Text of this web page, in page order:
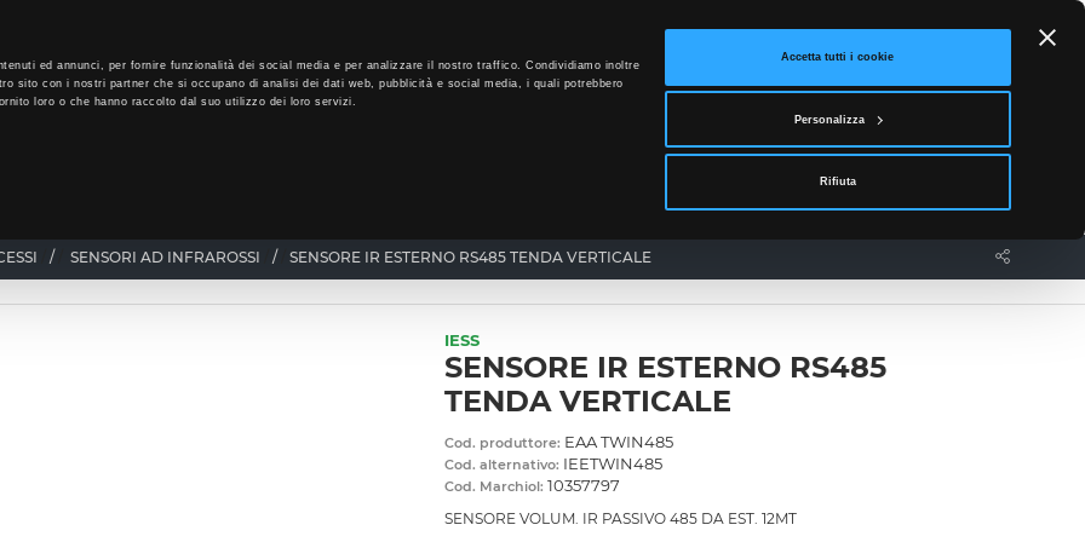
ed annunci, per fornire funzionalità dei social media e per analizzare il nostro traffico. Condividiamo inoltre
sito con i nostri partner che si occupano di analisi dei dati web, pubblicità e social media, i quali potrebbero
loro o che hanno raccolto dal suo utilizzo dei loro servizi.
Accetta tutti i cookie
Personalizza
Rifiuta
Accedi
News Contatti
/ SENSORI AD INFRAROSSI / SENSORE IR ESTERNO RS485 TENDA VERTICALE
IESS
SENSORE IR ESTERNO RS485
TENDA VERTICALE
Cod. produttore: EAA TWIN485
Cod. alternativo: IEETWIN485
Cod. Marchiol: 10357797
SENSORE VOLUM. IR PASSIVO 485 DA EST. 12MT